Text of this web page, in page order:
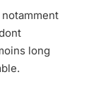
long